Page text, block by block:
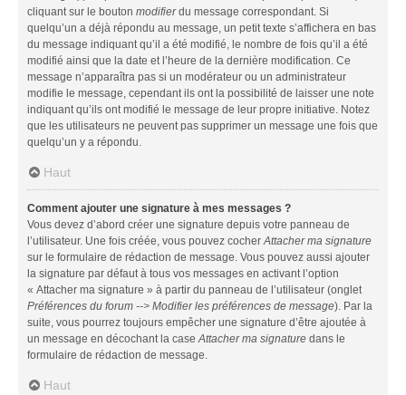
cliquant sur le bouton modifierdu message correspondant. Si
quelqu’un a déjà répondu au message, un petit texte s’affichera en bas
du message indiquant qu’il a été modifié, le nombre de fois qu’il a été
modifié ainsi que la date et l’heure de la dernière modification. Ce
message n’apparaîtra pas si un modérateur ou un administrateur
modifie le message, cependant ils ont la possibilité de laisser une note
indiquant qu’ils ont modifié le message de leur propre initiative. Notez
que les utilisateurs ne peuvent pas supprimer un message une fois que
quelqu’un y a répondu.
Haut
Comment ajouter une signature à mes messages ?
Vous devez d’abord créer une signature depuis votre panneau de
l’utilisateur. Une fois créée, vous pouvez cocher Attacher ma signature
sur le formulaire de rédaction de message. Vous pouvez aussi ajouter
la signature par défaut à tous vos messages en activant l’option
« Attacher ma signature » à partir du panneau de l’utilisateur (onglet
Préférences du forum --> Modifier les préférences de message). Par la
suite, vous pourrez toujours empêcher une signature d’être ajoutée à
un message en décochant la case Attacher ma signature dans le
formulaire de rédaction de message.
Haut